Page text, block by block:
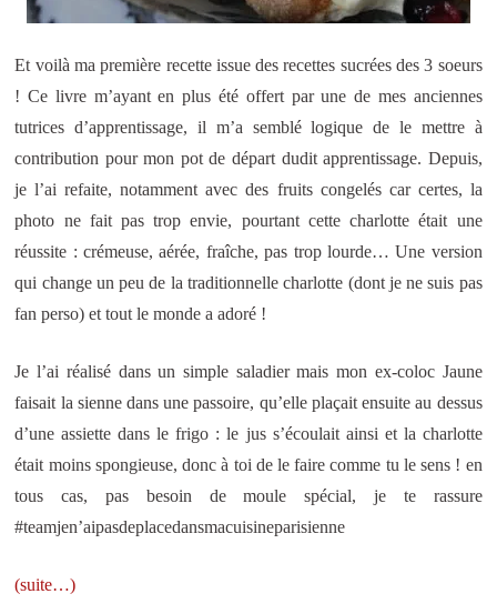
Et voilà ma première recette issue des recettes sucrées des 3 soeurs
! Ce livre m’ayant en plus été offert par une de mes anciennes
tutrices d’apprentissage, il m’a semblé logique de le mettre à
contribution pour mon pot de départ dudit apprentissage. Depuis,
je l’ai refaite, notamment avec des fruits congelés car certes, la
photo ne fait pas trop envie, pourtant cette charlotte était une
réussite : crémeuse, aérée, fraîche, pas trop lourde… Une version
qui change un peu de la traditionnelle charlotte (dont je ne suis pas
fan perso) et tout le monde a adoré !
Je l’ai réalisé dans un simple saladier mais mon ex-coloc Jaune
faisait la sienne dans une passoire, qu’elle plaçait ensuite au dessus
d’une assiette dans le frigo : le jus s’écoulait ainsi et la charlotte
était moins spongieuse, donc à toi de le faire comme tu le sens ! en
tous cas, pas besoin de moule spécial, je te rassure
#teamjen’aipasdeplacedansmacuisineparisienne
(suite…)